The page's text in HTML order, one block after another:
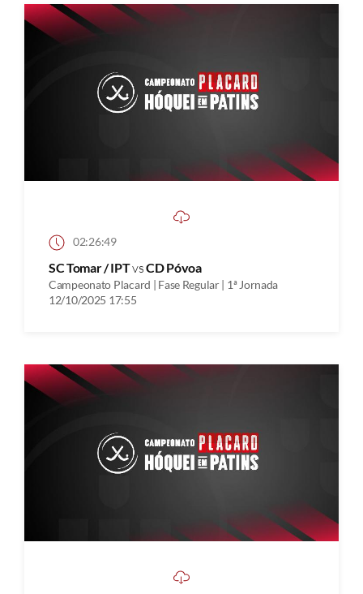
02:26:49
SC Tomar / IPTvsCD Póvoa
Campeonato Placard | Fase Regular | 1ª Jornada
12/10/2025 17:55